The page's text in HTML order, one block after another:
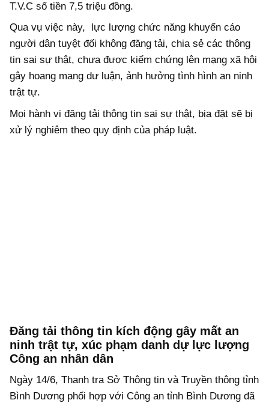
T.V.C số tiền 7,5 triệu đồng.
Qua vụ việc này, lực lượng chức năng khuyến cáo
người dân tuyệt đối không đăng tải, chia sẻ các thông
tin sai sự thật, chưa được kiểm chứng lên mạng xã hội
gây hoang mang dư luận, ảnh hưởng tình hình an ninh
trật tự.
Mọi hành vi đăng tải thông tin sai sự thật, bịa đặt sẽ bị
xử lý nghiêm theo quy định của pháp luật.
Đăng tải thông tin kích động gây mất an
ninh trật tự, xúc phạm danh dự lực lượng
Công an nhân dân
Ngày 14/6, Thanh tra Sở Thông tin và Truyền thông tỉnh
Bình Dương phối hợp với Công an tỉnh Bình Dương đã